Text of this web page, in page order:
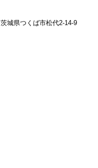
茨城県つくば市松代2-14-9